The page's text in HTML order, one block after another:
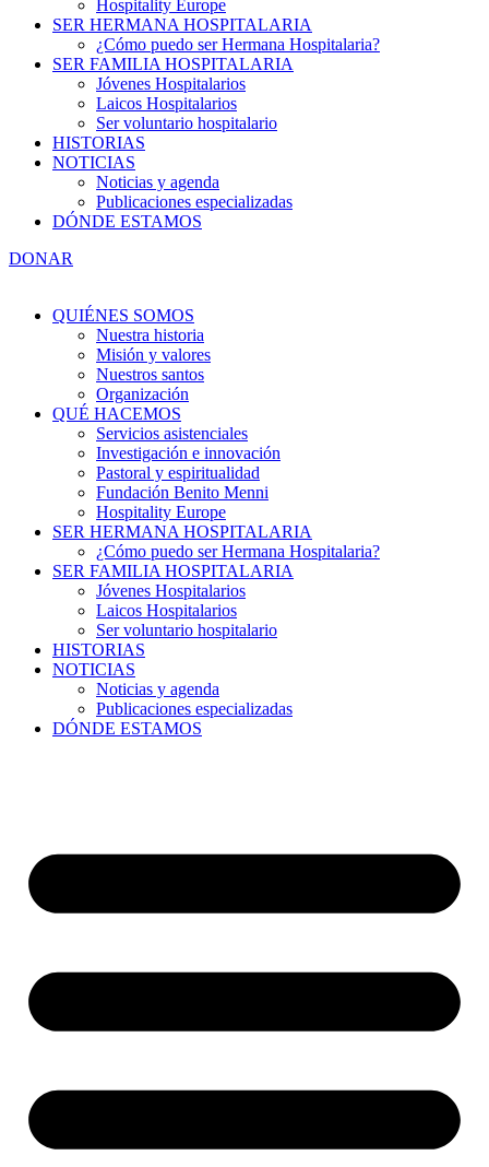
Hospitality Europe
SER HERMANA HOSPITALARIA
¿Cómo puedo ser Hermana Hospitalaria?
SER FAMILIA HOSPITALARIA
Jóvenes Hospitalarios
Laicos Hospitalarios
Ser voluntario hospitalario
HISTORIAS
NOTICIAS
Noticias y agenda
Publicaciones especializadas
DÓNDE ESTAMOS
DONAR
QUIÉNES SOMOS
Nuestra historia
Misión y valores
Nuestros santos
Organización
QUÉ HACEMOS
Servicios asistenciales
Investigación e innovación
Pastoral y espiritualidad
Fundación Benito Menni
Hospitality Europe
SER HERMANA HOSPITALARIA
¿Cómo puedo ser Hermana Hospitalaria?
SER FAMILIA HOSPITALARIA
Jóvenes Hospitalarios
Laicos Hospitalarios
Ser voluntario hospitalario
HISTORIAS
NOTICIAS
Noticias y agenda
Publicaciones especializadas
DÓNDE ESTAMOS